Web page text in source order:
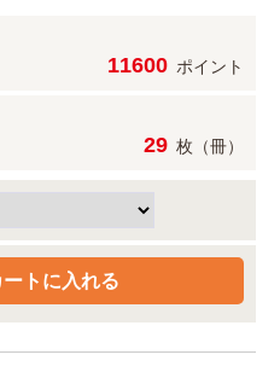
11600 ポイント
29 枚（冊）